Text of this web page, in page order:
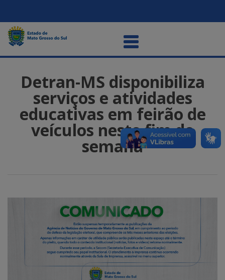
Detran-MS disponibiliza
serviços e atividades
educativas em feirão de
veículos neste fim de
semana